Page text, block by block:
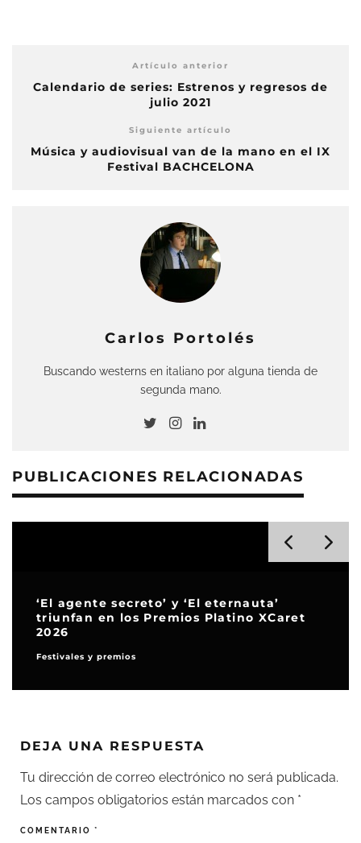
Artículo anterior
Calendario de series: Estrenos y regresos de
julio 2021
Siguiente artículo
Música y audiovisual van de la mano en el IX
Festival BACHCELONA
Carlos Portolés
Buscando westerns en italiano por alguna tienda de
segunda mano.
PUBLICACIONES RELACIONADAS
‘El agente secreto’ y ‘El eternauta’
triunfan en los Premios Platino XCaret
2026
Festivales y premios
DEJA UNA RESPUESTA
Tu dirección de correo electrónico no será publicada.
Los campos obligatorios están marcados con *
COMENTARIO *